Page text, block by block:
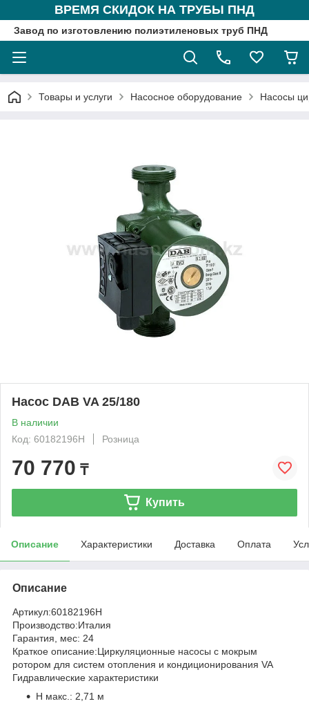
ВРЕМЯ СКИДОК НА ТРУБЫ ПНД
Завод по изготовлению полиэтиленовых труб ПНД
Товары и услуги Насосное оборудование Насосы
Насос DAB VA 25/180
В наличии
Код: 60182196H
Розница
70 770 ₸
Купить
Описание Характеристики Доставка Оплата
Описание
Артикул:60182196H
Производство:Италия
Гарантия, мес: 24
Краткое описание:Циркуляционные насосы с мокрым
ротором для систем отопления и кондиционирования VA
Гидравлические характеристики
H макс.: 2,71 м